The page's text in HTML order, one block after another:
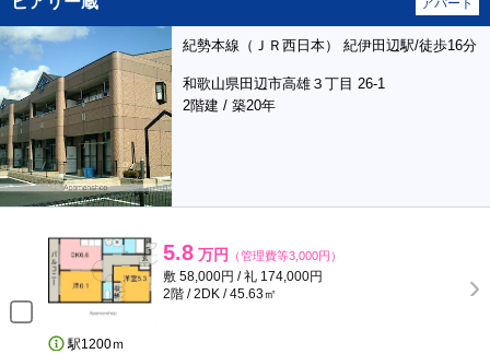
アパート
紀勢本線（ＪＲ西日本） 紀伊田辺駅/徒歩16分
和歌山県田辺市高雄３丁目 26-1
2階建 / 築20年
5.8 万円 （管理費等3,000円）
敷 58,000円 / 礼 174,000円
2階 / 2DK / 45.63㎡
駅1200ｍ